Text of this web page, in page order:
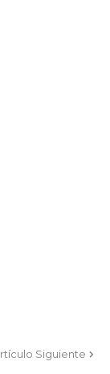
Siguiente